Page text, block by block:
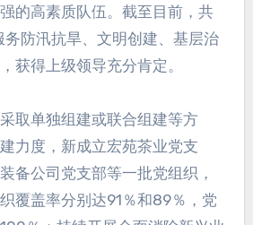
的高素质队伍。截至目前，共
防汛抗旱、文明创建、基层治
获得上级领导充分肯定。
取单独组建或联合组建等方
力度，新成立宏苑茶业党支
备公司党支部等一批党组织，
覆盖率分别达91％和89％，党